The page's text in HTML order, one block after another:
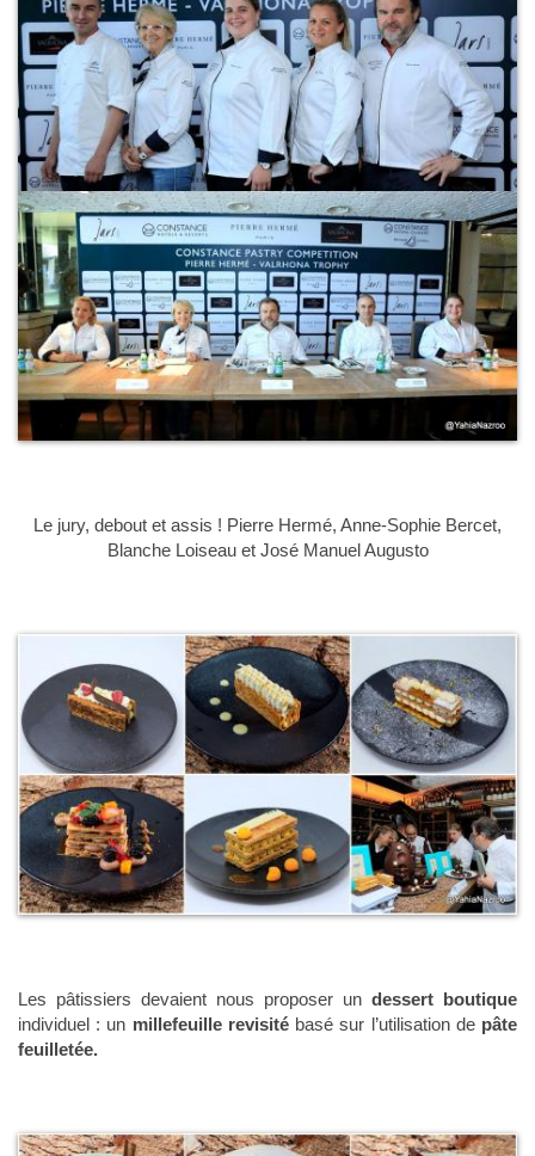
Le jury, debout et assis ! Pierre Hermé, Anne-Sophie Bercet,
Blanche Loiseau et José Manuel Augusto
Les pâtissiers devaient nous proposer un dessert boutique
individuel : un millefeuille revisitébasé sur l’utilisation de pâte
feuilletée.